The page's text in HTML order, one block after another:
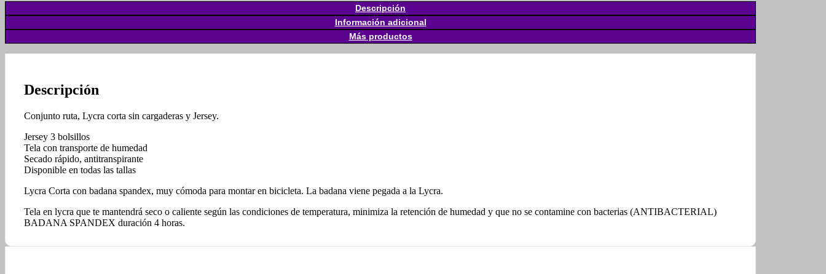
Descripción
Información adicional
Más productos
Descripción
Conjunto ruta, Lycra corta sin cargaderas y Jersey.
Jersey 3 bolsillos
Tela con transporte de humedad
Secado rápido, antitranspirante
Disponible en todas las tallas
Lycra Corta con badana spandex, muy cómoda para montar en bicicleta. La badana viene pegada a la Lycra.
Tela en lycra que te mantendrá seco o caliente según las condiciones de temperatura, minimiza la retención de humedad y que no se contamine con bacterias (ANTIBACTERIAL)
BADANA SPANDEX duración 4 horas.